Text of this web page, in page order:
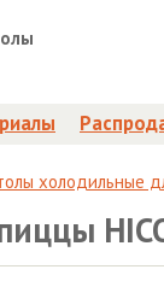
холодильные